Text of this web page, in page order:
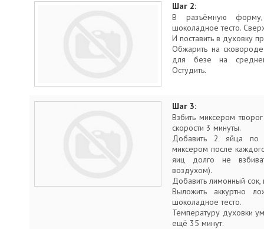
Шаг 2:
В разъёмную форму,
шоколадное тесто.
И поставить в духовку
Обжарить на
для безе на
Остудить.
Шаг 3:
Взбить миксером
скорости 3 минуты.
Добавить 2 яйца по
миксером после
яиц долго не
воздухом).
Добавить лимонный
Выложить аккуртно
шоколадное тесто.
Температуру духовки
ещё 35 минут.